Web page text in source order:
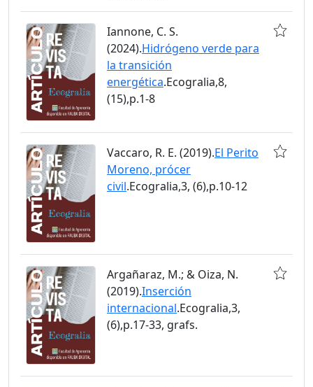
Iannone, C. S.
(2024).Hidrógeno verde para
la transición
energética.Ecogralia,8,
(15),p.1-8
Vaccaro, R. E. (2019).El Perito
Moreno, prócer
civil.Ecogralia,3, (6),p.10-12
Argañaraz, M.; & Oiza, N.
(2019).Inserción
internacional.Ecogralia,3,
(6),p.17-33, grafs.